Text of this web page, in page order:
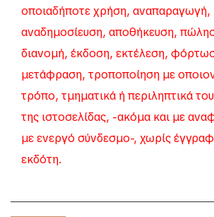
οποιαδήποτε χρήση, αναπαραγωγή,
αναδημοσίευση, αποθήκευση,
διανομή, έκδοση, εκτέλεση,
μετάφραση, τροποποίηση με
τρόπο, τμηματικά ή περιληπτικά
της ιστοσελίδας, -ακόμα και με
με ενεργό σύνδεσμο-, χωρίς
εκδότη.